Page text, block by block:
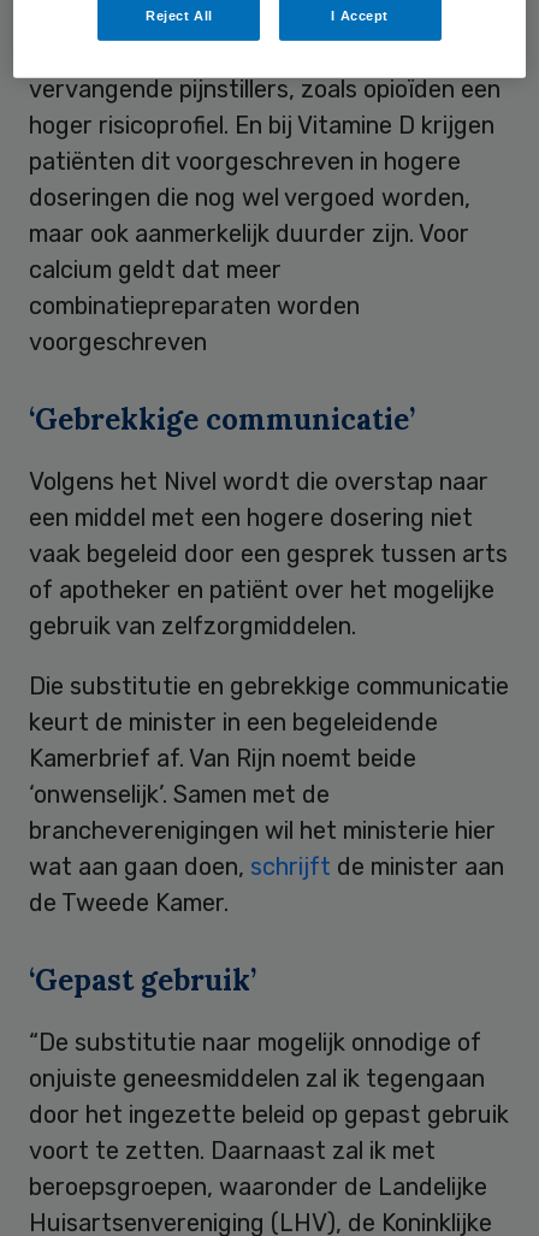
receptgeneesmiddel dat nog wel wordt
vervangende pijnstillers, zoals opioïden een
hoger risicoprofiel. En bij Vitamine D krijgen
patiënten dit voorgeschreven in hogere
doseringen die nog wel vergoed worden,
maar ook aanmerkelijk duurder zijn. Voor
calcium geldt dat meer
combinatiepreparaten worden
voorgeschreven
‘Gebrekkige communicatie’
Volgens het Nivel wordt die overstap naar
een middel met een hogere dosering niet
vaak begeleid door een gesprek tussen arts
of apotheker en patiënt over het mogelijke
gebruik van zelfzorgmiddelen.
Die substitutie en gebrekkige communicatie
keurt de minister in een begeleidende
Kamerbrief af. Van Rijn noemt beide
‘onwenselijk’. Samen met de
brancheverenigingen wil het ministerie hier
wat aan gaan doen, schrijft de minister aan
de Tweede Kamer.
‘Gepast gebruik’
“De substitutie naar mogelijk onnodige of
onjuiste geneesmiddelen zal ik tegengaan
door het ingezette beleid op gepast gebruik
voort te zetten. Daarnaast zal ik met
beroepsgroepen, waaronder de Landelijke
Huisartsenvereniging (LHV), de Koninklijke
Reject All I Accept